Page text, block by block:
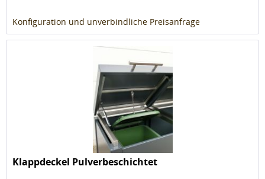
Konfiguration und unverbindliche Preisanfrage
Klappdeckel Pulverbeschichtet